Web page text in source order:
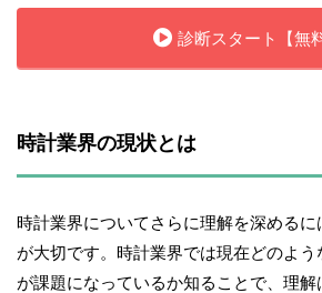
診断スタート【無
時計業界の現状とは
時計業界についてさらに理解を深めるに
が大切です。時計業界では現在どのよ
が課題になっているか知ることで、理解